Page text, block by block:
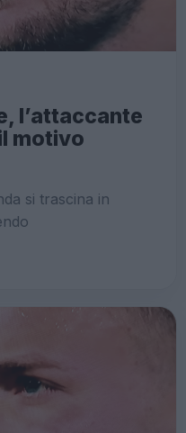
l’attaccante
motivo
si trascina in